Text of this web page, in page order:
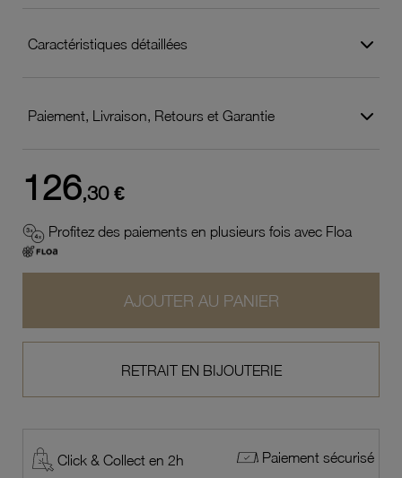
Caractéristiques détaillées
Paiement, Livraison, Retours et Garantie
126,30 €
Profitez des paiements en plusieurs fois avec Floa
AJOUTER AU PANIER
RETRAIT EN BIJOUTERIE
Click & Collect en 2h Paiement sécurisé